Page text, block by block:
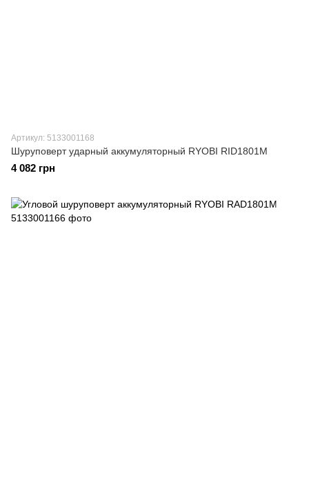
Артикул: 5133001168
Шуруповерт ударный аккумуляторный RYOBI RID1801M
4 082 грн